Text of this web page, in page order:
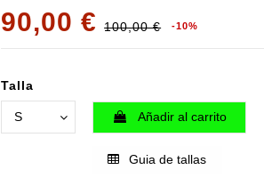
90,00 € 100,00 € -10%
Talla
Añadir al carrito
Guia de tallas